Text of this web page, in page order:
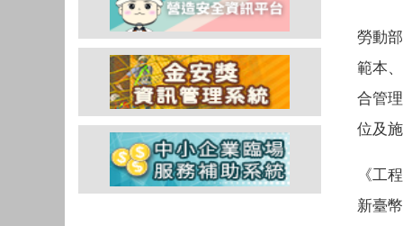
勞動
範本
合管
位及
《工
新臺